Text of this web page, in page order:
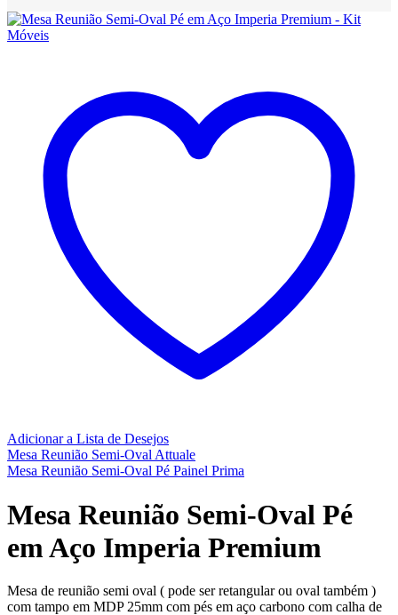
Adicionar a Lista de Desejos
Mesa Reunião Semi-Oval Attuale
Mesa Reunião Semi-Oval Pé Painel Prima
Mesa Reunião Semi-Oval Pé
em Aço Imperia Premium
Mesa de reunião semi oval ( pode ser retangular ou oval também )
com tampo em MDP 25mm com pés em aço carbono com calha de